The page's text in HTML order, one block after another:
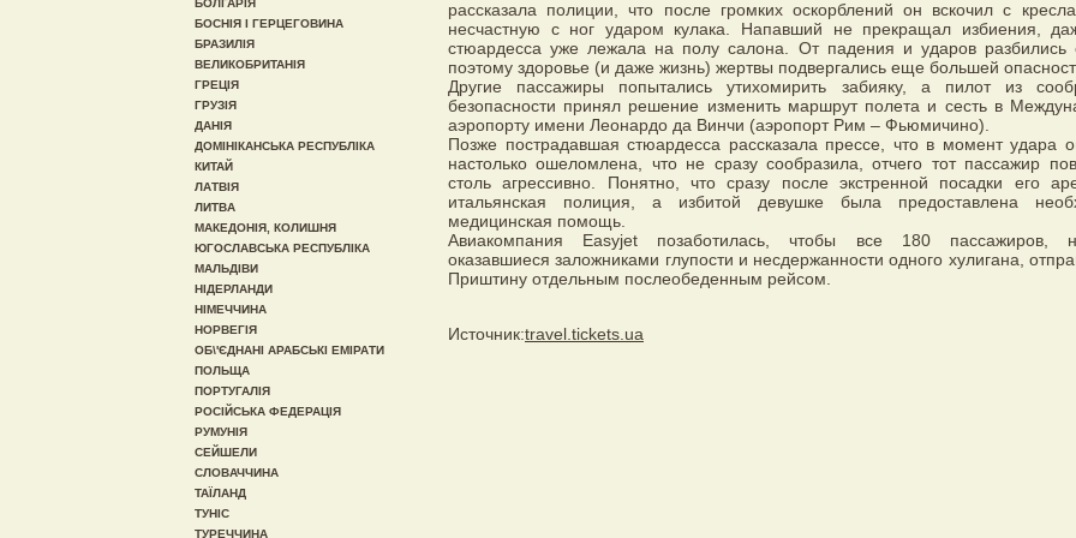
рассказала полиции, что после громких оскорблений он вскочил с
несчастную с ног ударом кулака. Напавший не прекращал избиения,
стюардесса уже лежала на полу салона. От падения и ударов разбились
поэтому здоровье (и даже жизнь) жертвы подвергались еще большей
Другие пассажиры попытались утихомирить забияку, а пилот из
безопасности принял решение изменить маршрут полета и сесть в
аэропорту имени Леонардо да Винчи (аэропорт Рим – Фьюмичино).
Позже пострадавшая стюардесса рассказала прессе, что в момент удара
настолько ошеломлена, что не сразу сообразила, отчего тот пассажир
столь агрессивно. Понятно, что сразу после экстренной посадки его
итальянская полиция, а избитой девушке была предоставлена
медицинская помощь.
Авиакомпания Easyjet позаботилась, чтобы все 180 пассажиров,
оказавшиеся заложниками глупости и несдержанности одного хулигана,
Приштину отдельным послеобеденным рейсом.
Источник:travel.tickets.ua
БОЛГАРІЯ
БОСНІЯ І ГЕРЦЕГОВИНА
БРАЗИЛІЯ
ВЕЛИКОБРИТАНІЯ
ГРЕЦІЯ
ГРУЗІЯ
ДАНІЯ
ДОМІНІКАНСЬКА РЕСПУБЛІКА
КИТАЙ
ЛАТВІЯ
ЛИТВА
МАКЕДОНІЯ, КОЛИШНЯ
ЮГОСЛАВСЬКА РЕСПУБЛІКА
МАЛЬДІВИ
НІДЕРЛАНДИ
НІМЕЧЧИНА
НОРВЕГІЯ
ОБ\'ЄДНАНІ АРАБСЬКІ ЕМІРАТИ
ПОЛЬЩА
ПОРТУГАЛІЯ
РОСІЙСЬКА ФЕДЕРАЦІЯ
РУМУНІЯ
СЕЙШЕЛИ
СЛОВАЧЧИНА
ТАЇЛАНД
ТУНІС
ТУРЕЧЧИНА